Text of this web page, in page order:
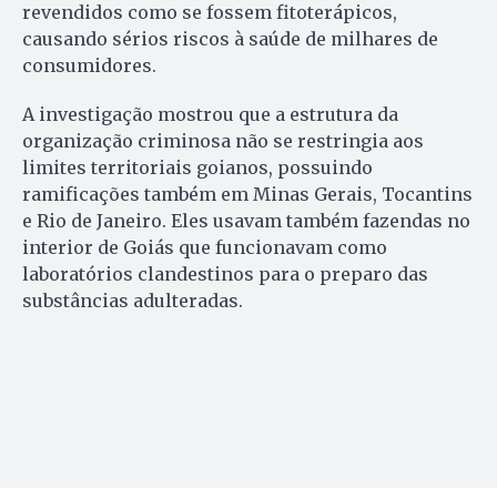
revendidos como se fossem fitoterápicos,
causando sérios riscos à saúde de milhares de
consumidores.
A investigação mostrou que a estrutura da
organização criminosa não se restringia aos
limites territoriais goianos, possuindo
ramificações também em Minas Gerais, Tocantins
e Rio de Janeiro. Eles usavam também fazendas no
interior de Goiás que funcionavam como
laboratórios clandestinos para o preparo das
substâncias adulteradas.